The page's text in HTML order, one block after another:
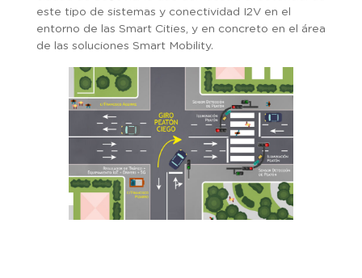
este tipo de sistemas y conectividad I2V en el
entorno de las Smart Cities, y en concreto en el área
de las soluciones Smart Mobility.